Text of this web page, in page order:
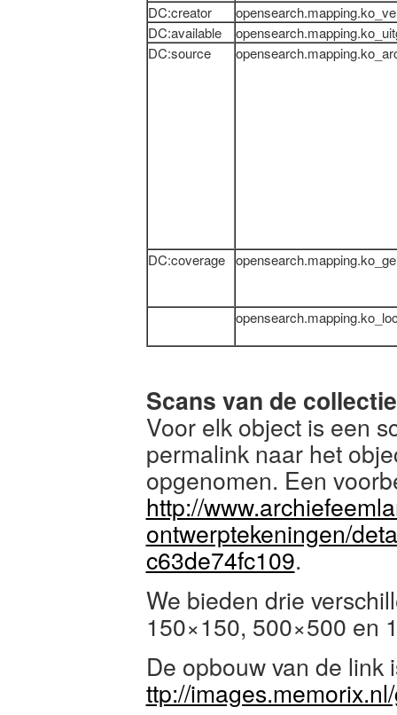
DC:creator
DC:available
DC:source
DC:coverage
Scans van de collectie
Voor elk object is een
permalink naar het
opgenomen. Een
http://
ontwerptekeningen/
c63de74fc109.
We bieden drie
150×150, 500×500 en
De opbouw van de link
ttp://